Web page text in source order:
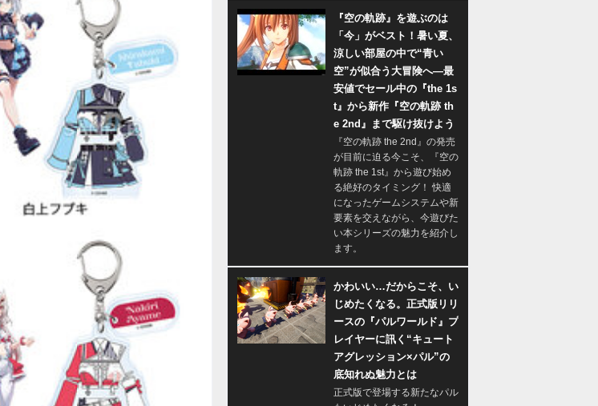
『空の軌跡』を遊ぶのは
「今」がベスト！暑い夏、
涼しい部屋の中で“青い
空”が似合う大冒険へ―最
安値でセール中の『the 1s
t』から新作『空の軌跡 th
e 2nd』まで駆け抜けよう
『空の軌跡 the 2nd』の発売
が目前に迫る今こそ、『空の
軌跡 the 1st』から遊び始め
る絶好のタイミング！ 快適
になったゲームシステムや新
要素を交えながら、今遊びた
い本シリーズの魅力を紹介し
ます。
かわいい…だからこそ、い
じめたくなる。正式版リリ
ースの『パルワールド』プ
レイヤーに訊く“キュート
アグレッション×パル”の
底知れぬ魅力とは
正式版で登場する新たなパル